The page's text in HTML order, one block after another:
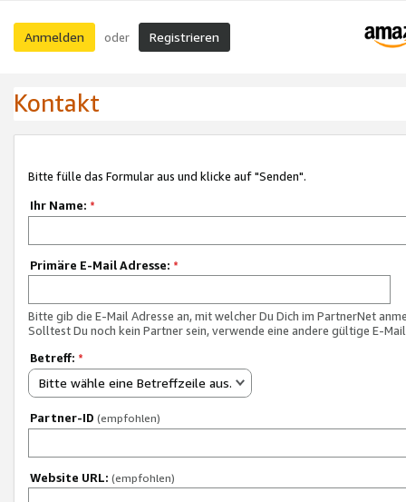
Anmelden oder Registrieren
Kontakt
Bitte fülle das Formular aus und klicke auf "Senden".
Ihr Name: *
Primäre E-Mail Adresse: *
Bitte gib die E-Mail Adresse an, mit welcher Du Dich im PartnerNet
Solltest Du noch kein Partner sein, verwende eine andere gültige E-
Betreff: *
Bitte wähle eine Betreffzeile aus.
Partner-ID (empfohlen)
Website URL: (empfohlen)